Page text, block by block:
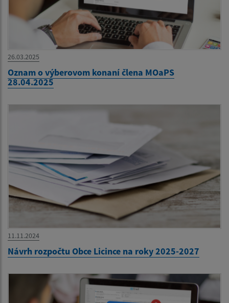
26.03.2025
Oznam o výberovom konaní člena MOaPS
28.04.2025
11.11.2024
Návrh rozpočtu Obce Licince na roky 2025-2027